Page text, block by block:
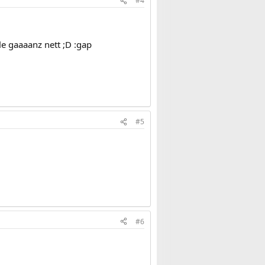
gaaaanz nett ;D :gap
#5
#6